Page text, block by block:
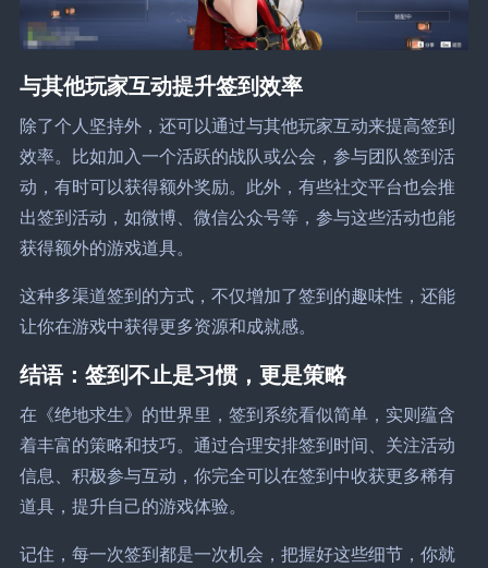
与其他玩家互动提升签到效率
除了个人坚持外，还可以通过与其他玩家互动来提高签到
效率。比如加入一个活跃的战队或公会，参与团队签到活
动，有时可以获得额外奖励。此外，有些社交平台也会推
出签到活动，如微博、微信公众号等，参与这些活动也能
获得额外的游戏道具。
这种多渠道签到的方式，不仅增加了签到的趣味性，还能
让你在游戏中获得更多资源和成就感。
结语：签到不止是习惯，更是策略
在《绝地求生》的世界里，签到系统看似简单，实则蕴含
着丰富的策略和技巧。通过合理安排签到时间、关注活动
信息、积极参与互动，你完全可以在签到中收获更多稀有
道具，提升自己的游戏体验。
记住，每一次签到都是一次机会，把握好这些细节，你就